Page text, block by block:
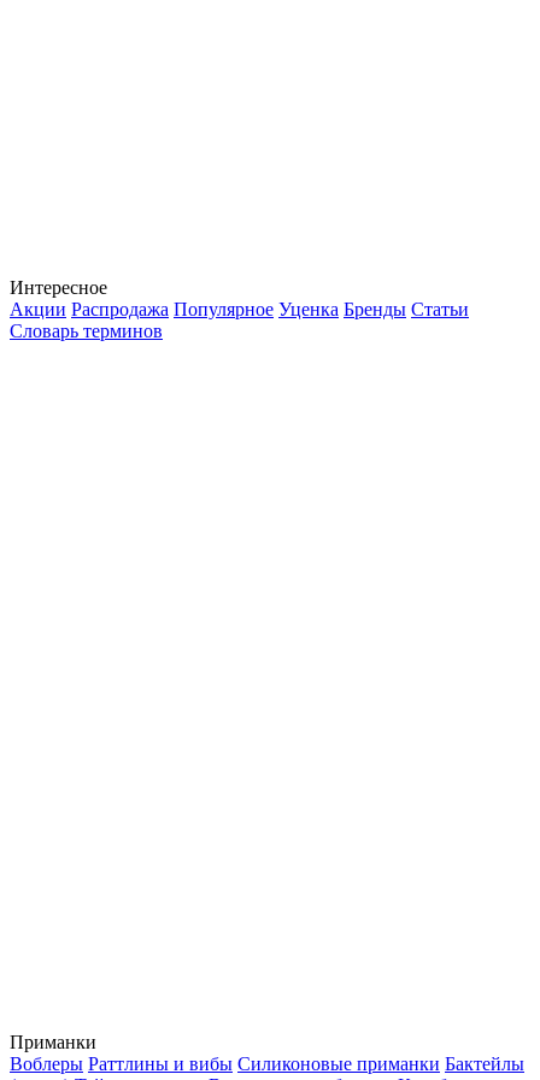
Интересное
Акции Распродажа Популярное Уценка Бренды Статьи
Словарь терминов
Приманки
Воблеры Раттлины и вибы Силиконовые приманки Бактейлы